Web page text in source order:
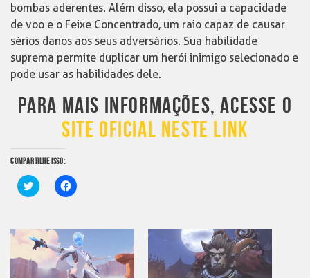
bombas aderentes. Além disso, ela possui a capacidade
de voo e o Feixe Concentrado, um raio capaz de causar
sérios danos aos seus adversários. Sua habilidade
suprema permite duplicar um herói inimigo selecionado e
pode usar as habilidades dele.
PARA MAIS INFORMAÇÕES, ACESSE O
SITE OFICIAL NESTE LINK
COMPARTILHE ISSO:
Clique
para
em
nova
janela)
Clique
para
em
nova
janela)